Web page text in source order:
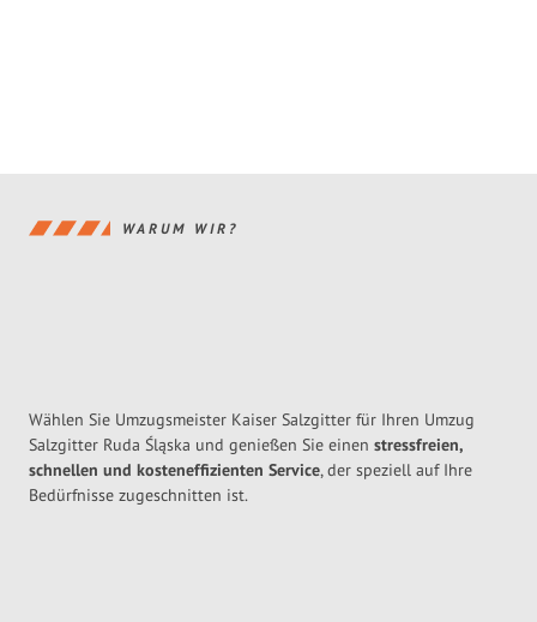
WARUM WIR?
Wählen Sie Umzugsmeister Kaiser Salzgitter für Ihren Umzug
Salzgitter Ruda Śląska und genießen Sie einen stressfreien,
schnellen und kosteneffizienten Service, der speziell auf Ihre
Bedürfnisse zugeschnitten ist.